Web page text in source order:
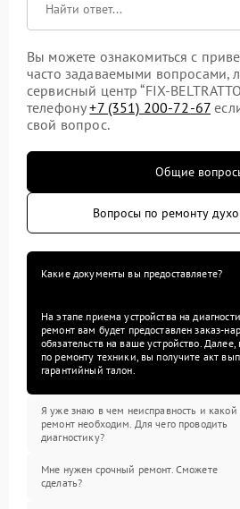
Вы можете ознакомиться с
часто задаваемыми вопросами,
сервисный центр “FIX-
телефону+7 (351) 200-72-67
свой вопрос.
Общие
Вопросы по ремонту
Какие документы вы предоставляете?
На этапе приема устройства на
ремонт вам будет предоставлен заказ-
обязательств на ваше устройство.
по ремонту техники, вы получите акт
гарантийный талон.
Я уже знаю в чем неисправность и какой
ремонт необходим. Для чего проводить
диагностику?
Мне нужен срочный ремонт. Сможете
сделать?